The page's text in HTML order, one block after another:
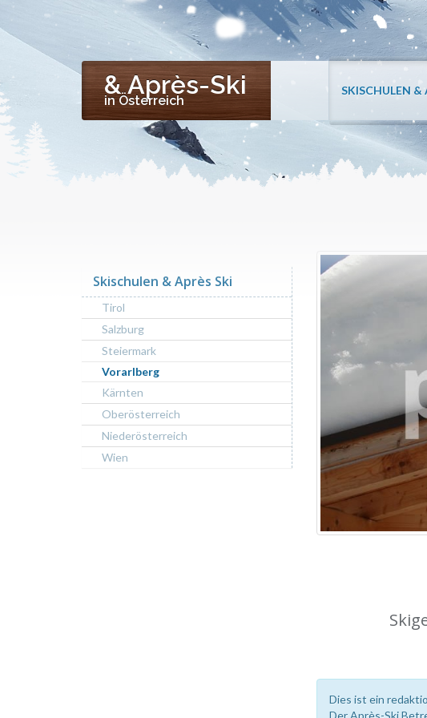
& Après-Ski
in Österreich
SKISCHULEN &
Dies ist ein
Skischulen & Après Ski
Tirol
Salzburg
Steiermark
Vorarlberg
Kärnten
Oberösterreich
Niederösterreich
Wien